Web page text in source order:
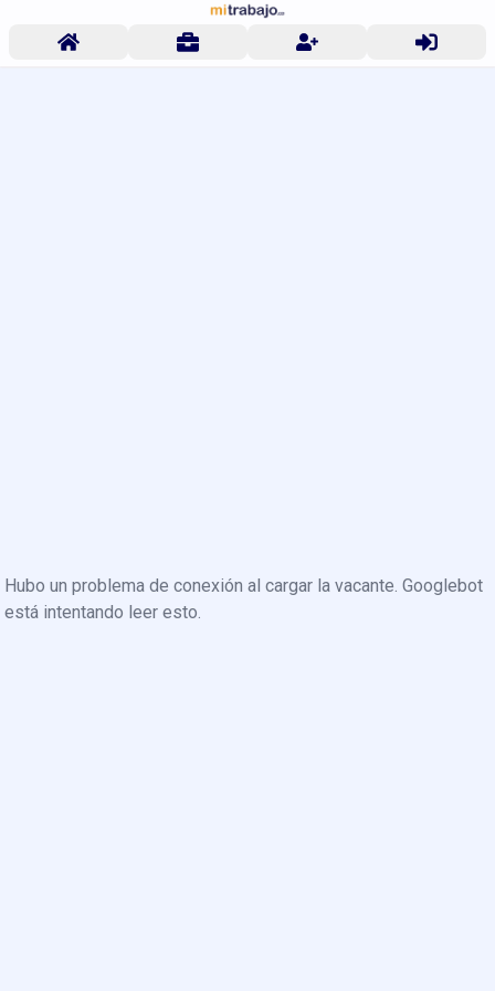
Hubo un problema de conexión al cargar la vacante. Googlebot
está intentando leer esto.